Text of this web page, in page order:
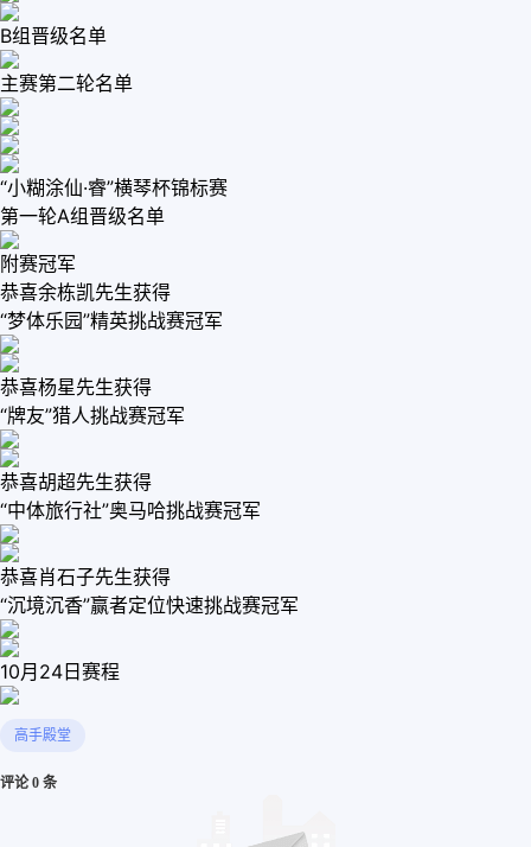
B组晋级名单
主赛第二轮名单
“小糊涂仙·睿”横琴杯锦标赛
第一轮A组晋级名单
附赛冠军
恭喜余栋凯先生获得
“梦体乐园”精英挑战赛冠军
恭喜杨星先生获得
“牌友”猎人挑战赛冠军
恭喜胡超先生获得
“中体旅行社”奥马哈挑战赛冠军
恭喜肖石子先生获得
“沉境沉香”赢者定位快速挑战赛冠军
10月24日赛程
高手殿堂
评论 0 条